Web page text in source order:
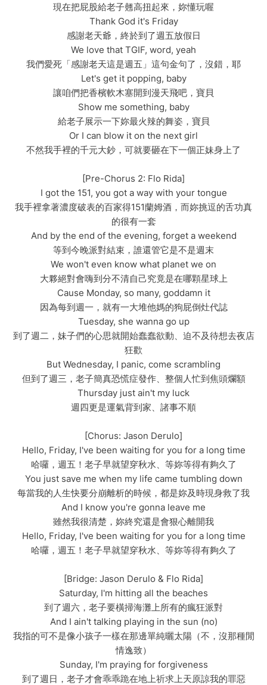
現在把屁股給老子翹高扭起來，妳懂玩喔
Thank God it's Friday
感謝老天爺，終於到了週五放假日
We love that TGIF, word, yeah
我們愛死「感謝老天這是週五」這句金句了，沒錯，耶
Let's get it popping, baby
讓咱們把香檳軟木塞開到漫天飛吧，寶貝
Show me something, baby
給老子展示一下妳最火辣的舞姿，寶貝
Or I can blow it on the next girl
不然我手裡的千元大鈔，可就要砸在下一個正妹身上了
[Pre-Chorus 2: Flo Rida]
I got the 151, you got a way with your tongue
我手裡拿著濃度破表的百家得151蘭姆酒，而妳挑逗的舌功真
的很有一套
And by the end of the evening, forget a weekend
等到今晚派對結束，誰還管它是不是週末
We won't even know what planet we on
大夥絕對會嗨到分不清自己究竟是在哪顆星球上
Cause Monday, so many, goddamn it
因為每到週一，就有一大堆他媽的狗屁倒灶代誌
Tuesday, she wanna go up
到了週二，妹子們的心思就開始蠢蠢欲動、迫不及待想去夜店
狂歡
But Wednesday, I panic, come scrambling
但到了週三，老子簡真恐慌症發作、整個人忙到焦頭爛額
Thursday just ain't my luck
週四更是運氣背到家、諸事不順
[Chorus: Jason Derulo]
Hello, Friday, I've been waiting for you for a long time
哈囉，週五！老子早就望穿秋水、等妳等得有夠久了
You just save me when my life came tumbling down
每當我的人生快要分崩離析的時候，都是妳及時現身救了我
And I know you're gonna leave me
雖然我很清楚，妳終究還是會狠心離開我
Hello, Friday, I've been waiting for you for a long time
哈囉，週五！老子早就望穿秋水、等妳等得有夠久了
[Bridge: Jason Derulo & Flo Rida]
Saturday, I'm hitting all the beaches
到了週六，老子要橫掃海灘上所有的瘋狂派對
And I ain't talking playing in the sun (no)
我指的可不是像小孩子一樣在那邊單純曬太陽（不，沒那種閒
情逸致）
Sunday, I'm praying for forgiveness
到了週日，老子才會乖乖跪在地上祈求上天原諒我的罪惡